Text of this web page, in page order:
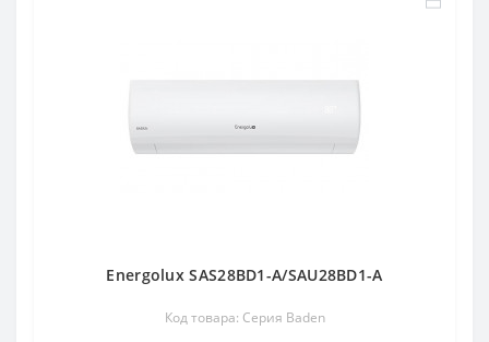
Energolux SAS28BD1-A/SAU28BD1-A
Код товара: Серия Baden